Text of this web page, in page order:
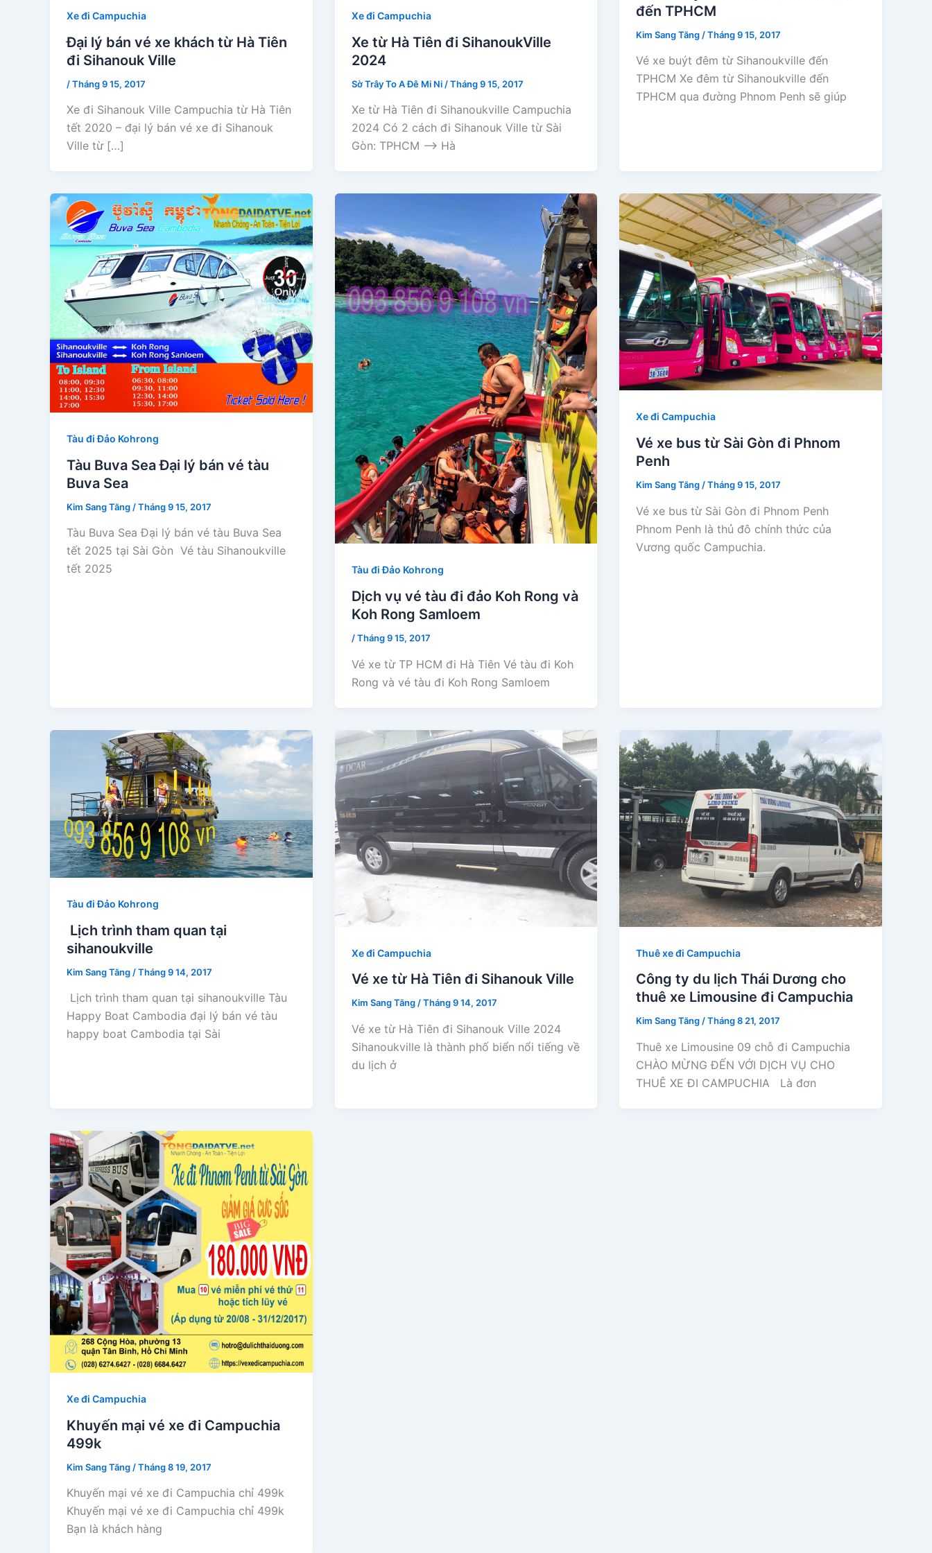
Xe đi Campuchia
Đại lý bán vé xe khách từ Hà Tiên
đi Sihanouk Ville
/Tháng 9 15, 2017
Xe đi Sihanouk Ville Campuchia từ Hà Tiên
tết 2020 – đại lý bán vé xe đi Sihanouk
Ville từ […]
Xe đi Campuchia
Xe từ Hà Tiên đi SihanoukVille
2024
Sờ Trây To A Đê Mi Ni /Tháng 9 15, 2017
Xe từ Hà Tiên đi Sihanoukville Campuchia
2024 Có 2 cách đi Sihanouk Ville từ Sài
Gòn: TPHCM –> Hà
đến TPHCM
Kim Sang Tăng /Tháng 9 15, 2017
Vé xe buýt đêm từ Sihanoukville đến
TPHCM Xe đêm từ Sihanoukville đến
TPHCM qua đường Phnom Penh sẽ giúp
Tàu đi Đảo Kohrong
Tàu Buva Sea Đại lý bán vé tàu
Buva Sea
Kim Sang Tăng /Tháng 9 15, 2017
Tàu Buva Sea Đại lý bán vé tàu Buva Sea
tết 2025 tại Sài Gòn Vé tàu Sihanoukville
tết 2025
Tàu đi Đảo Kohrong
Dịch vụ vé tàu đi đảo Koh Rong và
Koh Rong Samloem
/Tháng 9 15, 2017
Vé xe từ TP HCM đi Hà Tiên Vé tàu đi Koh
Rong và vé tàu đi Koh Rong Samloem
Xe đi Campuchia
Vé xe bus từ Sài Gòn đi Phnom
Penh
Kim Sang Tăng /Tháng 9 15, 2017
Vé xe bus từ Sài Gòn đi Phnom Penh
Phnom Penh là thủ đô chính thức của
Vương quốc Campuchia.
Tàu đi Đảo Kohrong
Lịch trình tham quan tại
sihanoukville
Kim Sang Tăng /Tháng 9 14, 2017
Lịch trình tham quan tại sihanoukville Tàu
Happy Boat Cambodia đại lý bán vé tàu
happy boat Cambodia tại Sài
Xe đi Campuchia
Vé xe từ Hà Tiên đi Sihanouk Ville
Kim Sang Tăng/Tháng 9 14, 2017
Vé xe từ Hà Tiên đi Sihanouk Ville 2024
Sihanoukville là thành phố biển nổi tiếng về
du lịch ở
Thuê xe đi Campuchia
Công ty du lịch Thái Dương cho
thuê xe Limousine đi Campuchia
Kim Sang Tăng/Tháng 8 21, 2017
Thuê xe Limousine 09 chỗ đi Campuchia
CHÀO MỪNG ĐẾN VỚI DỊCH VỤ CHO
THUÊ XE ĐI CAMPUCHIA Là đơn
Xe đi Campuchia
Khuyến mại vé xe đi Campuchia
499k
Kim Sang Tăng /Tháng 8 19, 2017
Khuyến mại vé xe đi Campuchia chỉ 499k
Khuyến mại vé xe đi Campuchia chỉ 499k
Bạn là khách hàng